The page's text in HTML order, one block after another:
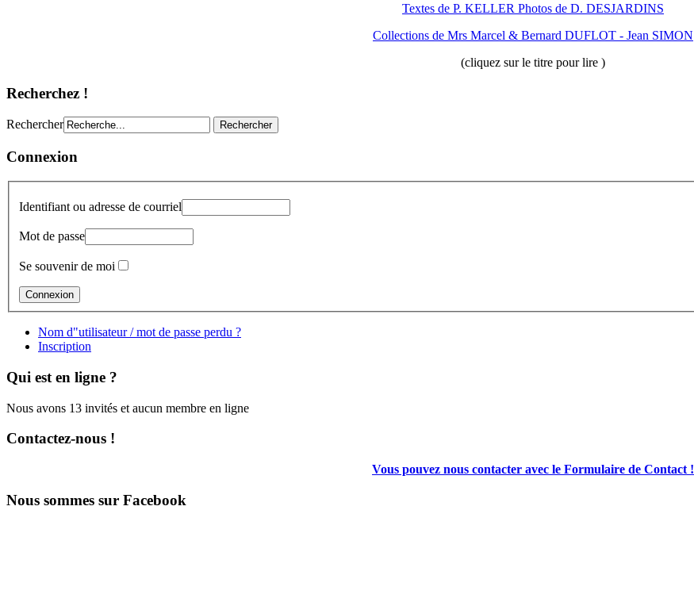
Textes de P. KELLER Photos de D. DESJARDINS
Collections de Mrs Marcel & Bernard DUFLOT - Jean SIMON
(cliquez sur le titre pour lire )
Recherchez !
Rechercher
Connexion
Identifiant ou adresse de courriel
Mot de passe
Se souvenir de moi
Nom d"utilisateur / mot de passe perdu ?
Inscription
Qui est en ligne ?
Nous avons 13 invités et aucun membre en ligne
Contactez-nous !
Vous pouvez nous contacter avec le Formulaire de Contact !
Nous sommes sur Facebook